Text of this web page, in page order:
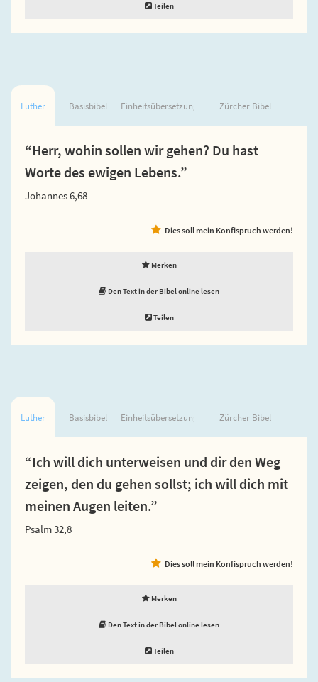
Teilen
Luther Basisbibel Einheitsübersetzung Zürcher Bibel
“Herr, wohin sollen wir gehen? Du hast
Worte des ewigen Lebens.”
Johannes 6,68
Dies soll mein Konfispruch werden!
Merken
Den Text in der Bibel online lesen
Teilen
Luther Basisbibel Einheitsübersetzung Zürcher Bibel
“Ich will dich unterweisen und dir den Weg
zeigen, den du gehen sollst; ich will dich mit
meinen Augen leiten.”
Psalm 32,8
Dies soll mein Konfispruch werden!
Merken
Den Text in der Bibel online lesen
Teilen